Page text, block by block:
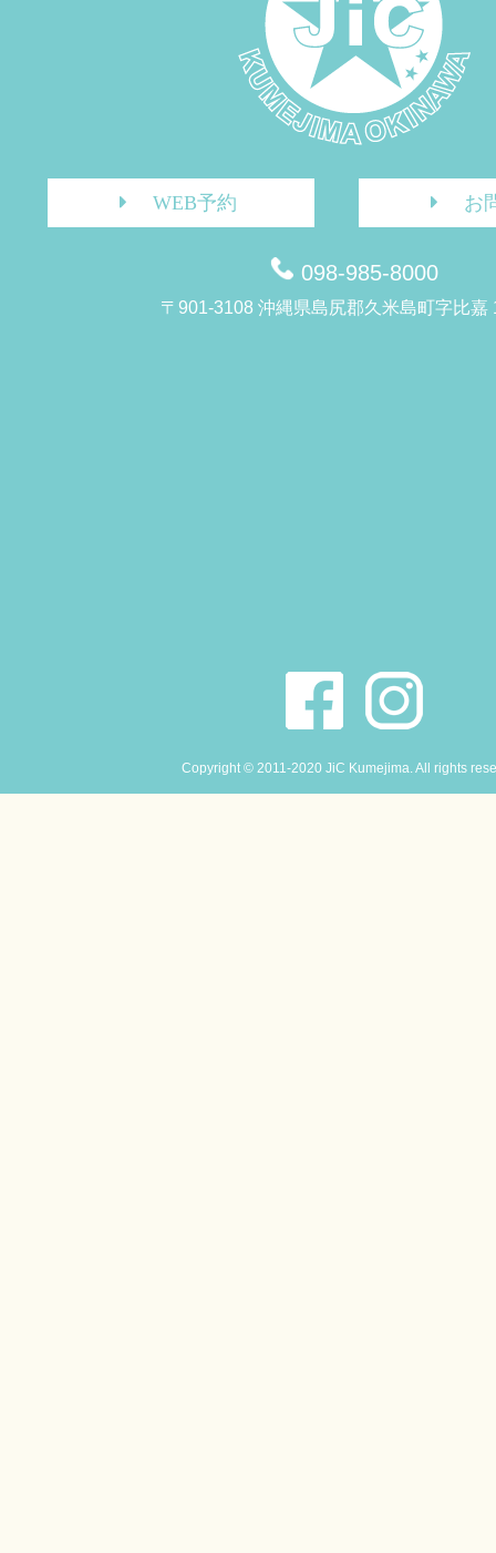
WEB予約 お
098-985-8000
〒901-3108 沖縄県島尻郡久米島町字比嘉
Copyright © 2011-2020 JiC Kumejima. All rights